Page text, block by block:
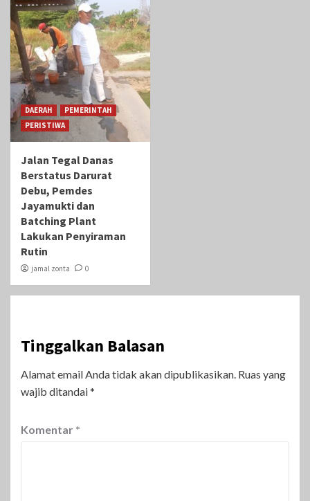
DAERAH
PEMERINTAH
PERISTIWA
Jalan Tegal Danas
Berstatus Darurat
Debu, Pemdes
Jayamukti dan
Batching Plant
Lakukan Penyiraman
Rutin
jamal zonta 0
Tinggalkan Balasan
Alamat email Anda tidak akan dipublikasikan. Ruas yang
wajib ditandai*
Komentar *